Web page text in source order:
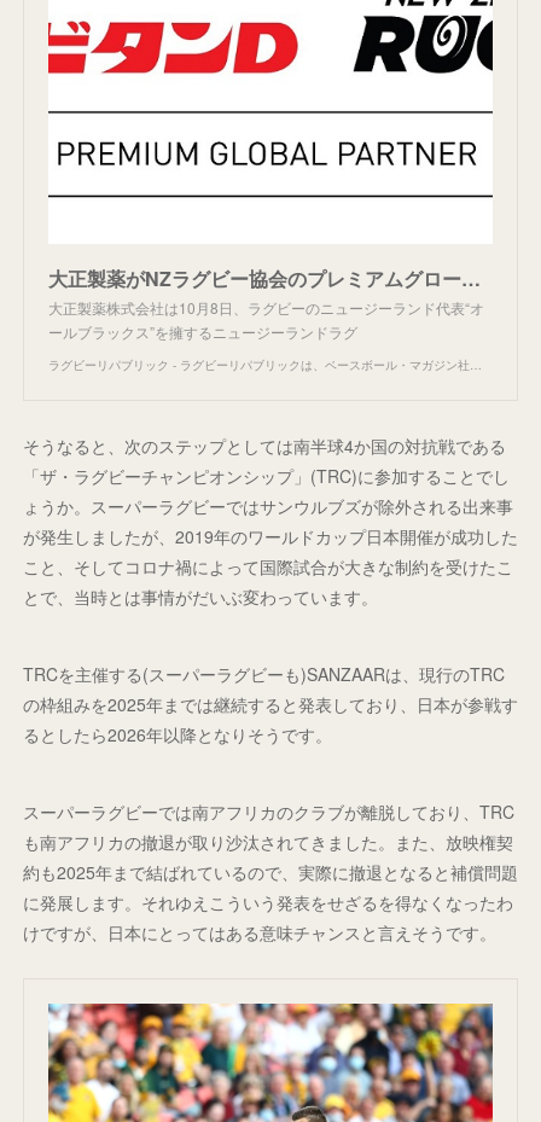
大正製薬がNZラグビー協会のプレミアムグローバルパートナーに オールブラックスなど支援 - ラグビーリパブリック
大正製薬株式会社は10月8日、ラグビーのニュージーランド代表“オ
ールブラックス”を擁するニュージーランドラグ
ラグビーリパブリック - ラグビーリパブリックは、ベースボール・マガジン社発行のラグビーマガジン『ラグマガ』編集部が運営する「2019年ラグビーワールドカップ日本開催 本格応援サイト」です。世界のラグ
そうなると、次のステップとしては南半球4か国の対抗戦である
「ザ・ラグビーチャンピオンシップ」(TRC)に参加することでし
ょうか。スーパーラグビーではサンウルブズが除外される出来事
が発生しましたが、2019年のワールドカップ日本開催が成功した
こと、そしてコロナ禍によって国際試合が大きな制約を受けたこ
とで、当時とは事情がだいぶ変わっています。
TRCを主催する(スーパーラグビーも)SANZAARは、現行のTRC
の枠組みを2025年までは継続すると発表しており、日本が参戦す
るとしたら2026年以降となりそうです。
スーパーラグビーでは南アフリカのクラブが離脱しており、TRC
も南アフリカの撤退が取り沙汰されてきました。また、放映権契
約も2025年まで結ばれているので、実際に撤退となると補償問題
に発展します。それゆえこういう発表をせざるを得なくなったわ
けですが、日本にとってはある意味チャンスと言えそうです。